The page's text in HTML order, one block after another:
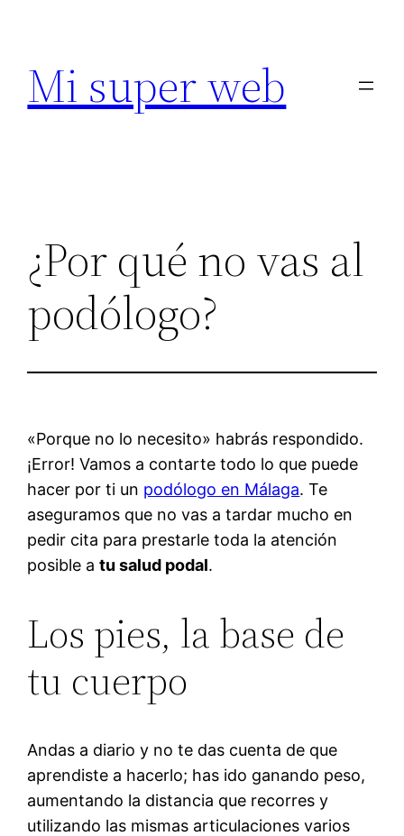
contenido
Mi super web
¿Por qué no vas al
podólogo?
«Porque no lo necesito» habrás respondido.
¡Error! Vamos a contarte todo lo que puede
hacer por ti un podólogo en Málaga. Te
aseguramos que no vas a tardar mucho en
pedir cita para prestarle toda la atención
posible atu salud podal.
Los pies, la base de
tu cuerpo
Andas a diario y no te das cuenta de que
aprendiste a hacerlo; has ido ganando peso,
aumentando la distancia que recorres y
utilizando las mismas articulaciones varios